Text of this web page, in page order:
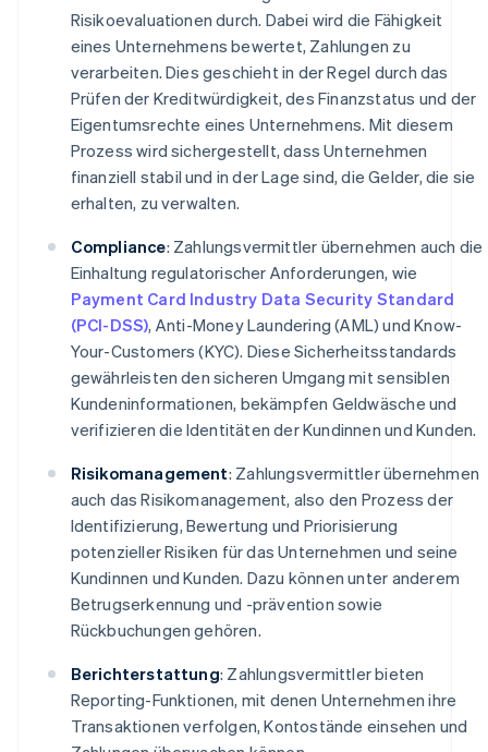
Risikoevaluationen durch. Dabei wird die Fähigkeit
eines Unternehmens bewertet, Zahlungen zu
verarbeiten. Dies geschieht in der Regel durch das
Prüfen der Kreditwürdigkeit, des Finanzstatus und der
Eigentumsrechte eines Unternehmens. Mit diesem
Prozess wird sichergestellt, dass Unternehmen
finanziell stabil und in der Lage sind, die Gelder, die sie
erhalten, zu verwalten.
Compliance: Zahlungsvermittler übernehmen auch die
Einhaltung regulatorischer Anforderungen, wie
Payment Card Industry Data Security Standard
(PCI-DSS), Anti-Money Laundering (AML) und Know-
Your-Customers (KYC). Diese Sicherheitsstandards
gewährleisten den sicheren Umgang mit sensiblen
Kundeninformationen, bekämpfen Geldwäsche und
verifizieren die Identitäten der Kundinnen und Kunden.
Risikomanagement: Zahlungsvermittler übernehmen
auch das Risikomanagement, also den Prozess der
Identifizierung, Bewertung und Priorisierung
potenzieller Risiken für das Unternehmen und seine
Kundinnen und Kunden. Dazu können unter anderem
Betrugserkennung und -prävention sowie
Rückbuchungen gehören.
Berichterstattung: Zahlungsvermittler bieten
Reporting-Funktionen, mit denen Unternehmen ihre
Transaktionen verfolgen, Kontostände einsehen und